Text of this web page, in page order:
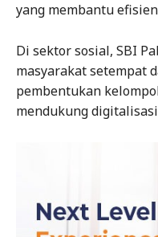
yang membantu
Di sektor sosial, SBI
masyarakat setempat
pembentukan
mendukung